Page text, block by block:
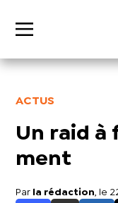
ACTUS
Un raid à
ment
Par la rédaction , le